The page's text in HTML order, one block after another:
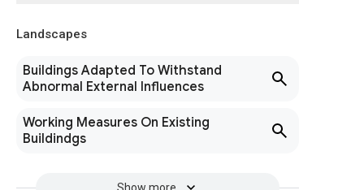
Landscapes
Buildings Adapted To Withstand
Abnormal External Influences
Working Measures On Existing
Buildindgs